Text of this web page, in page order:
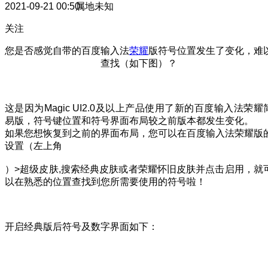
2021-09-21 00:50属地未知
关注
您是否感觉自带的百度输入法荣耀版符号位置发生了变化，难
查找（如下图）？
这是因为Magic UI2.0及以上产品使用了新的百度输入法荣耀
易版，符号键位置和符号界面布局较之前版本都发生变化。
如果您想恢复到之前的界面布局，您可以在百度输入法荣耀版
设置（左上角
）>超级皮肤,搜索经典皮肤或者荣耀怀旧皮肤并点击启用，就
以在熟悉的位置查找到您所需要使用的符号啦！
开启经典版后符号及数字界面如下：